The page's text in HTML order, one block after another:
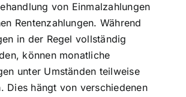
von Einmalzahlungen
Rentenzahlungen. Während
in der Regel vollständig
können monatliche
unter Umständen teilweise
Dies hängt von verschiedenen